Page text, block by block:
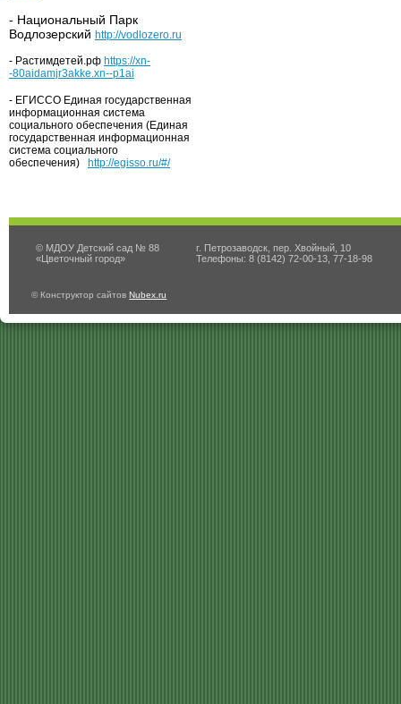
- Национальный Парк
Водлозерский http://vodlozero.ru
- Растимдетей.рф https://xn-
-80aidamjr3akke.xn--p1ai
- ЕГИССО Единая государственная
информационная система
социального обеспечения (Единая
государственная информационная
система социального
обеспечения)
http://egisso.ru/#/
© МДОУ Детский сад № 88
«Цветочный город»
г. Петрозаводск, пер. Хвойный, 10
Телефоны: 8 (8142) 72-00-13, 77-18-98
© Конструктор сайтовNubex.ru